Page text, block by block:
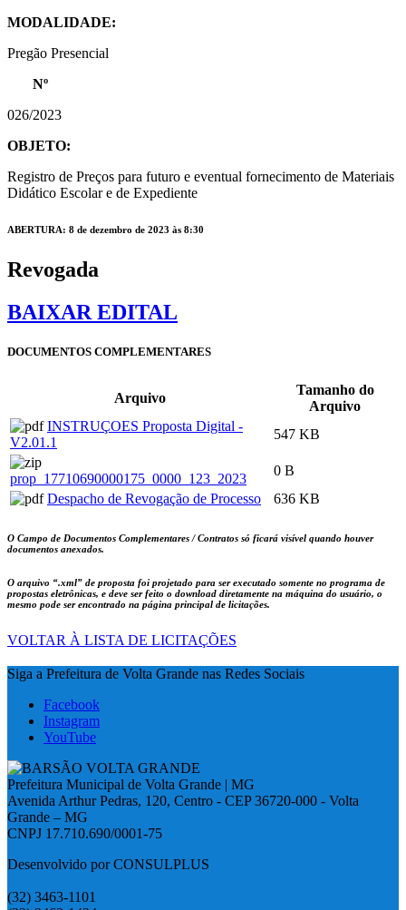
MODALIDADE:
Pregão Presencial
Nº
026/2023
OBJETO:
Registro de Preços para futuro e eventual fornecimento de Materiais
Didático Escolar e de Expediente
ABERTURA: 8 de dezembro de 2023 às 8:30
Revogada
BAIXAR EDITAL
DOCUMENTOS COMPLEMENTARES
Arquivo
Tamanho do
Arquivo
INSTRUÇOES Proposta Digital -
V2.01.1
547 KB
prop_17710690000175_0000_123_2023
0 B
Despacho de Revogação de Processo
636 KB
O Campo de Documentos Complementares / Contratos só ficará visível quando houver
documentos anexados.
O arquivo “.xml” de proposta foi projetado para ser executado somente no programa de
propostas eletrônicas, e deve ser feito o download diretamente na máquina do usuário, o
mesmo pode ser encontrado na página principal de licitações.
VOLTAR À LISTA DE LICITAÇÕES
Siga a Prefeitura de Volta Grande nas Redes Sociais
Facebook
Instagram
YouTube
Prefeitura Municipal de Volta Grande | MG
Avenida Arthur Pedras, 120, Centro - CEP 36720-000 - Volta
Grande – MG
CNPJ 17.710.690/0001-75
Desenvolvido por CONSULPLUS
(32) 3463-1101